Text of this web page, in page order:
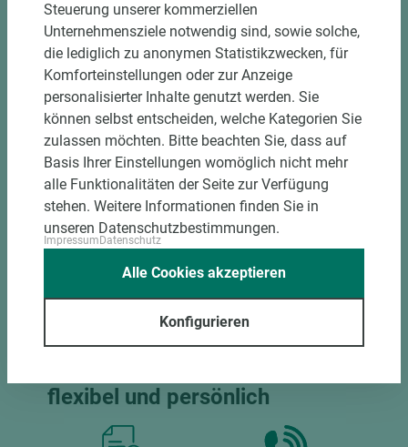
flexibel und persönlich
Steuerung unserer kommerziellen
Unternehmensziele notwendig sind, sowie solche,
die lediglich zu anonymen Statistikzwecken, für
Komforteinstellungen oder zur Anzeige
personalisierter Inhalte genutzt werden. Sie
können selbst entscheiden, welche Kategorien Sie
zulassen möchten. Bitte beachten Sie, dass auf
Basis Ihrer Einstellungen womöglich nicht mehr
alle Funktionalitäten der Seite zur Verfügung
stehen. Weitere Informationen finden Sie in
unseren Datenschutzbestimmungen.
Impressum Datenschutz
Konfigurieren
Alle Cookies akzeptieren